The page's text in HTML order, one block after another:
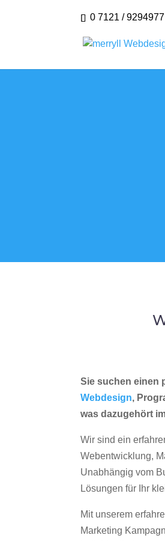
0 7121 / 9294977
Sie suchen einen
Webdesign,
was dazugehört
Wir sind ein
Webentwicklung,
Unabhängig vom
Lösungen für Ihr
Mit unserem
Marketing